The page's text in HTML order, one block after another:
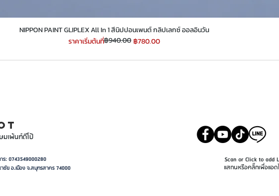
​​​​​​​NIPPON PAINT GLIPLEX All In 1 สีนิปปอนเพนต์ กลิปเลกซ์ ออลอินวัน
ราคาเริ่มต้นที่
ราคาปกติ ฿940.00 ฿780.00
ราคาขายลด
มเพ้นท์ดีโป้
าร: 0743549000280
ย อ.เมือง จ.สมุทรสาคร 74000
Scan or Click to add
แสกนหรือคลิ๊กเพื่อแอด